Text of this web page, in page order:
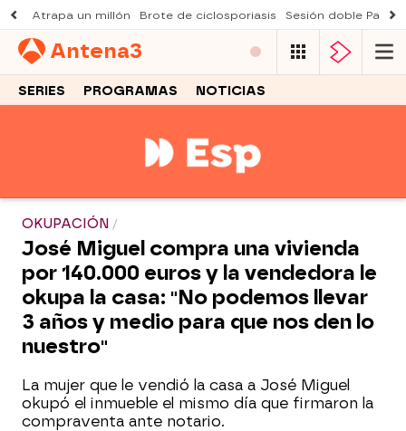
Atrapa un millón Brote de ciclosporiasis Sesión doble
Antena3
SERIES PROGRAMAS NOTICIAS
OKUPACIÓN
José Miguel compra una vivienda
por 140.000 euros y la vendedora le
okupa la casa: "No podemos llevar
3 años y medio para que nos den lo
nuestro"
La mujer que le vendió la casa a José Miguel
okupó el inmueble el mismo día que firmaron la
compraventa ante notario.